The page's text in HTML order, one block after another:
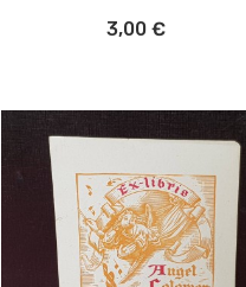
3,00 €